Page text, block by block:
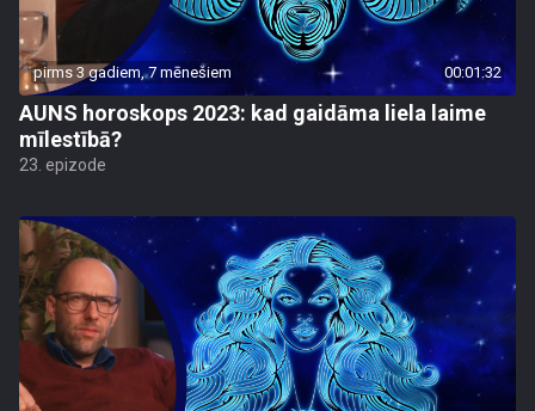
pirms 3 gadiem, 7 mēnešiem 00:01:32
AUNS horoskops 2023: kad gaidāma liela laime
mīlestībā?
23. epizode